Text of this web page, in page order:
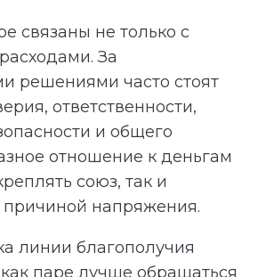
связаны не только с
За
решениями часто стоят
ответственности,
и общего
отношение к деньгам
союз, так и
причиной напряжения.
линии благополучия
паре лучше обращаться